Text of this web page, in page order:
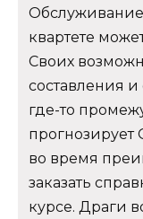
квартете
Своих
составления
где-то
во время
заказать
курсе. Драги